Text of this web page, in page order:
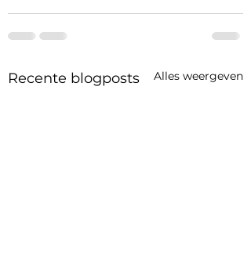
Recente blogposts Alles weergeven